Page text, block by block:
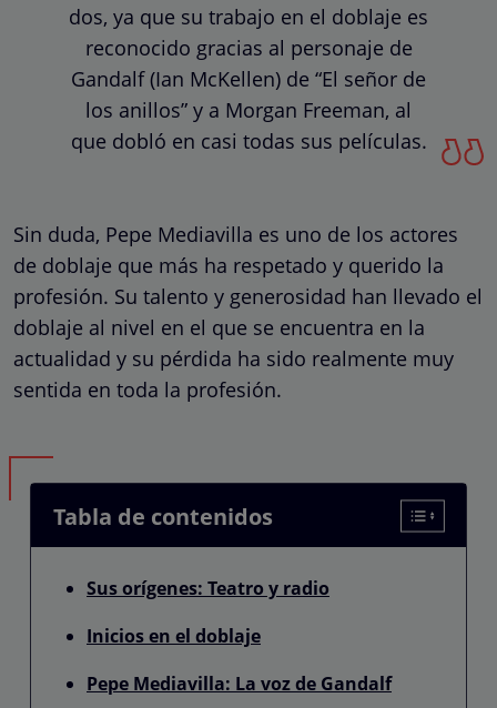
dos, ya que su trabajo en el doblaje es
reconocido gracias al personaje de
Gandalf (Ian McKellen) de “El señor de
los anillos” y a Morgan Freeman, al
que dobló en casi todas sus películas.
Sin duda, Pepe Mediavilla es uno de los actores
de doblaje que más ha respetado y querido la
profesión. Su talento y generosidad han llevado el
doblaje al nivel en el que se encuentra en la
actualidad y su pérdida ha sido realmente muy
sentida en toda la profesión.
Tabla de contenidos
Sus orígenes: Teatro y radio
Inicios en el doblaje
Pepe Mediavilla: La voz de Gandalf